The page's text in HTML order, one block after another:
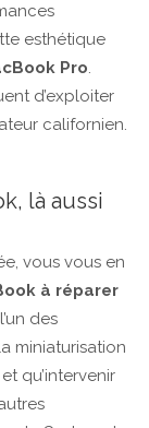
esthétique
Pro.
d’exploiter
californien.
là aussi
vous vous en
à réparer
des
miniaturisation
qu’intervenir